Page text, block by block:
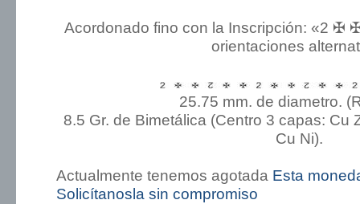
Acordonado fino con la Inscripción: «2 ✠
orientaciones
25.75 mm. de diametro.
8.5 Gr. de Bimetálica (Centro 3 capas: Cu
Cu Ni).
Actualmente tenemos agotada Esta
Solicítanosla sin compromiso